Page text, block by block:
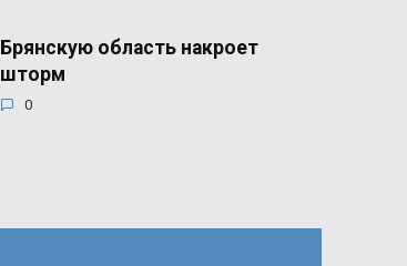
Брянскую область накроет
шторм
0